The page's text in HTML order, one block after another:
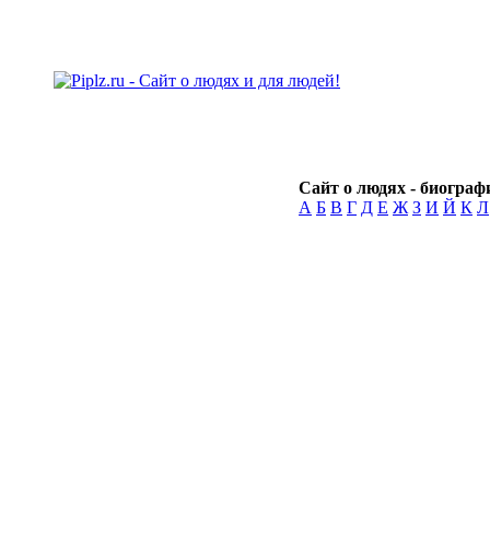
Сайт о людях -
А Б В Г Д Е Ж З И Й К Л